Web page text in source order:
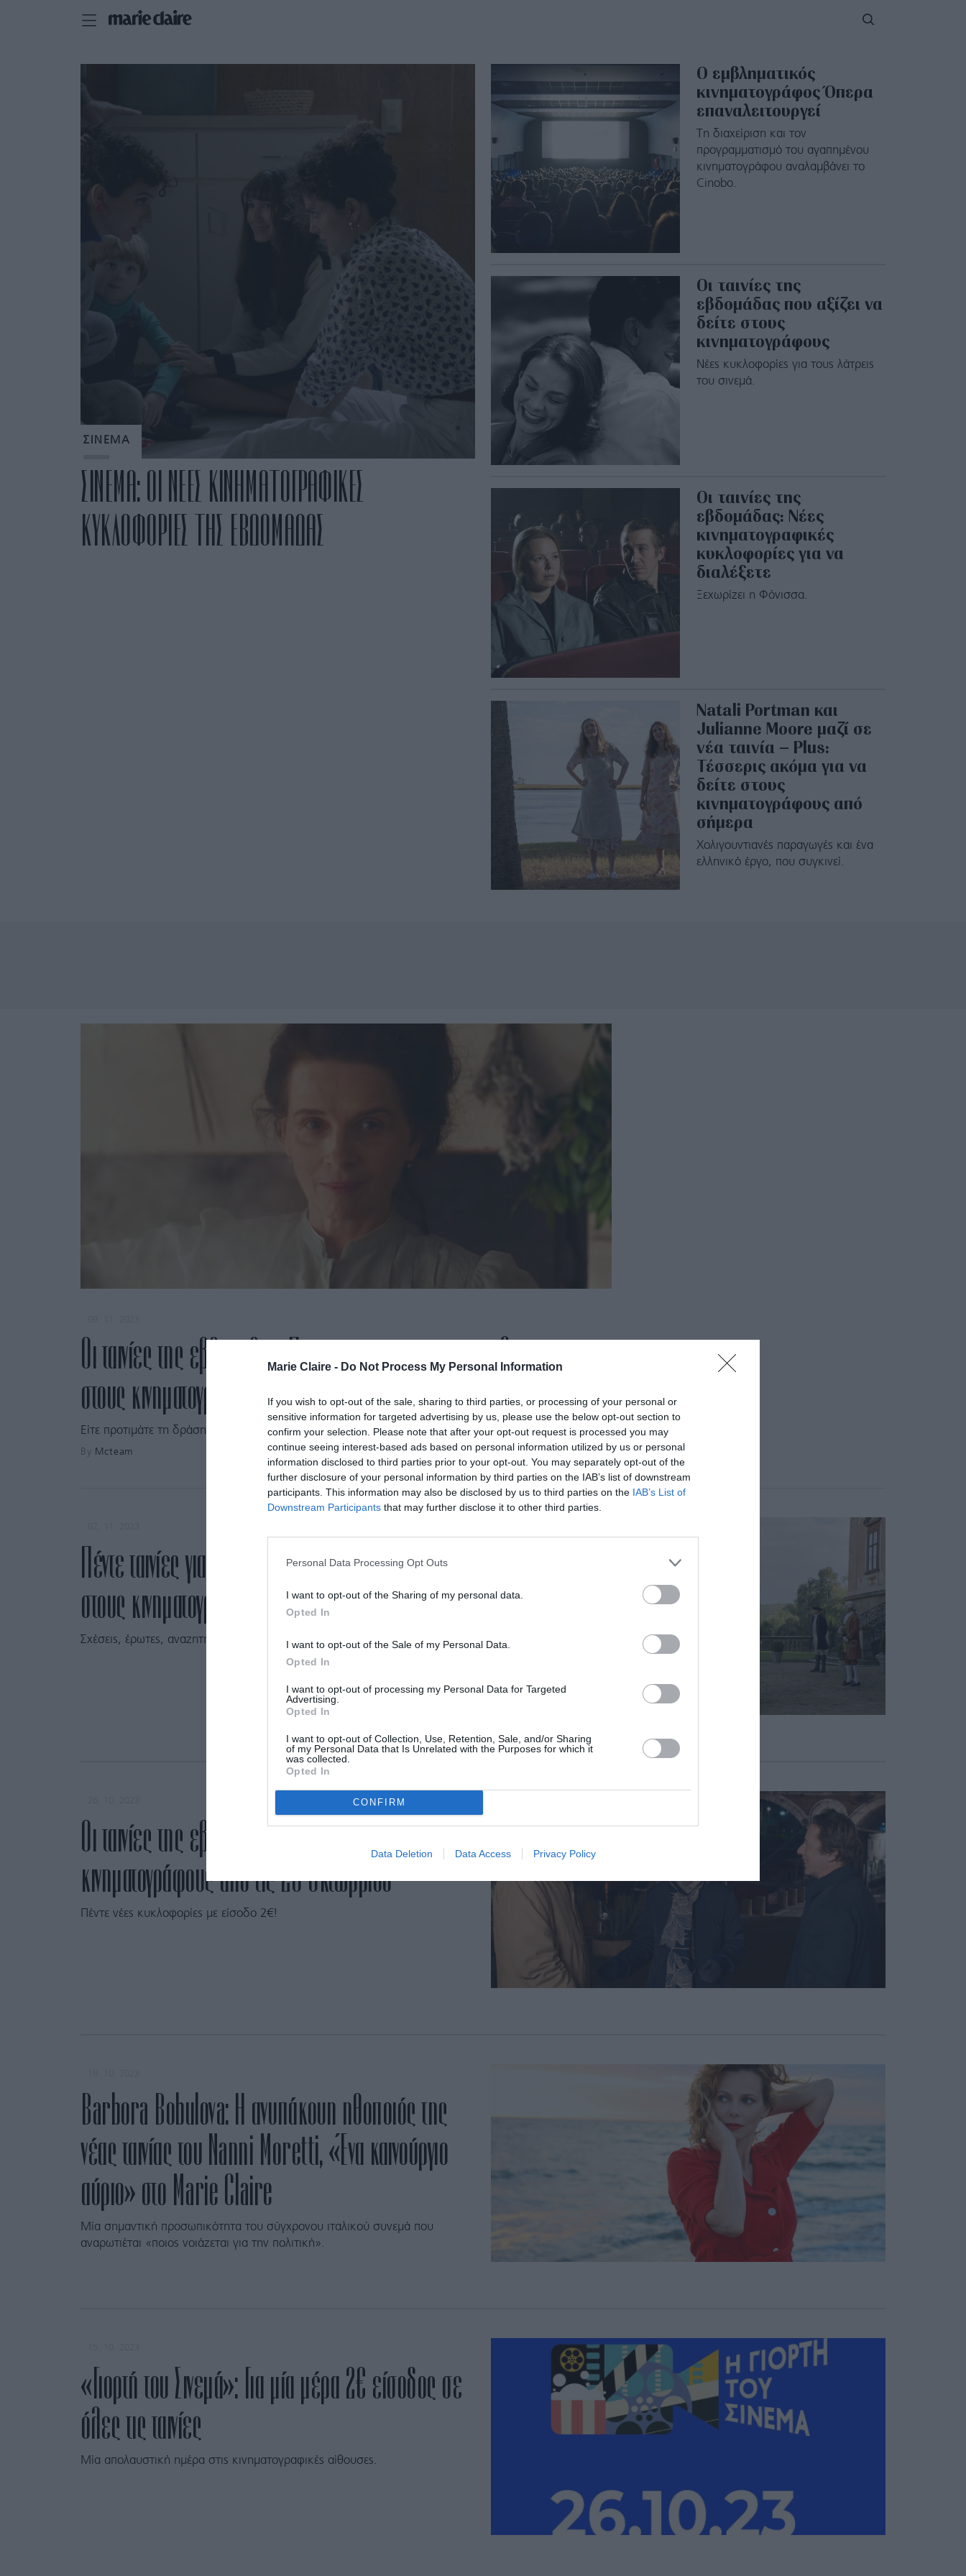
Marie Claire - Do Not Process My Personal Information
If you wish to opt-out of the sale, sharing to third parties, or processing of your personal or
sensitive information for targeted advertising by us, please use the below opt-out section to
confirm your selection. Please note that after your opt-out request is processed you may
continue seeing interest-based ads based on personal information utilized by us or personal
information disclosed to third parties prior to your opt-out. You may separately opt-out of the
further disclosure of your personal information by third parties on the IAB’s list of downstream
participants. This information may also be disclosed by us to third parties on the IAB’s List of
Downstream Participants that may further disclose it to other third parties.
Personal Data Processing Opt Outs
I want to opt-out of the Sharing of my personal data.
Opted In
I want to opt-out of the Sale of my Personal Data.
Opted In
I want to opt-out of processing my Personal Data for Targeted
Advertising.
Opted In
I want to opt-out of Collection, Use, Retention, Sale, and/or Sharing
of my Personal Data that Is Unrelated with the Purposes for which it
was collected.
Opted In
CONFIRM
Data Deletion Data Access Privacy Policy
ΣΙΝΕΜΑ
ΣΙΝΕΜΑ: ΟΙ ΝΕΕΣ ΚΙΝΗΜΑΤΟΓΡΑΦΙΚΕΣ
ΚΥΚΛΟΦΟΡΙΕΣ ΤΗΣ ΕΒΔΟΜΑΔΑΣ
Ο εμβληματικός
κινηματογράφος Όπερα
επαναλειτουργεί
Tη διαχείριση και τον
προγραμματισμό του αγαπημένου
κινηματογράφου αναλαμβάνει το
Cinobo.
Οι ταινίες της
εβδομάδας που αξίζει να
δείτε στους
κινηματογράφους
Νέες κυκλοφορίες για τους λάτρεις
του σινεμά.
Οι ταινίες της
εβδομάδας: Νέες
κινηματογραφικές
κυκλοφορίες για να
διαλέξετε
Ξεχωρίζει η Φόνισσα.
Natali Portman και
Julianne Moore μαζί σε
νέα ταινία – Plus:
Τέσσερις ακόμα για να
δείτε στους
κινηματογράφους από
σήμερα
Χολιγουντιανές παραγωγές και ένα
ελληνικό έργο, που συγκινεί.
Οι ταινίες της εβδομάδας: Πέντε προτάσεις για να απολαύσετε
στους κινηματογράφους από σήμερα
Είτε προτιμάτε τη δράση είτε τη συγκίνηση είτε τις παιδικές ταινίες μπορείτε να διαλέξετε ό,τι θέλετε.
By Mcteam
Πέντε ταινίες για να δείτε αυτή την εβδομάδα
στους κινηματογράφους
Σχέσεις, έρωτες, αναζητήσεις και ένας Πέδρο Αλμοδοβάρ.
Οι ταινίες της εβδομάδας: Τι θα δούμε στους
κινηματογράφους από τις 26 Οκτωβρίου
Πέντε νέες κυκλοφορίες με είσοδο 2€!
Barbora Bobulova: H ανυπάκουη ηθοποιός της
νέας ταινίας του Nanni Moretti, «Ένα καινούργιο
αύριο» στο Marie Claire
Μία σημαντική προσωπικότητα του σύγχρονου ιταλικού συνεμά που
αναρωτιέται «ποιος νοιάζεται για την πολιτική».
«Γιορτή του Σινεμά»: Για μία μέρα 2€ είσοδος σε
όλες τις ταινίες
Μία απολαυστική ημέρα στις κινηματογραφικές αίθουσες.